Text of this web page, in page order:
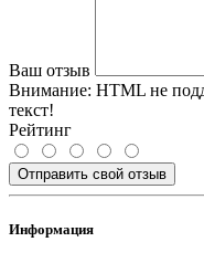
Ваш отзыв
Внимание: HTML не
текст!
Рейтинг
Отправить свой отзыв
Информация